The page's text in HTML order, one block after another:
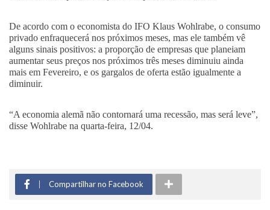
De acordo com o economista do IFO Klaus Wohlrabe, o consumo
privado enfraquecerá nos próximos meses, mas ele também vê
alguns sinais positivos: a proporção de empresas que planeiam
aumentar seus preços nos próximos três meses diminuiu ainda
mais em Fevereiro, e os gargalos de oferta estão igualmente a
diminuir.
“A economia alemã não contornará uma recessão, mas será leve”,
disse Wohlrabe na quarta-feira, 12/04.
Compartilhar no Facebook